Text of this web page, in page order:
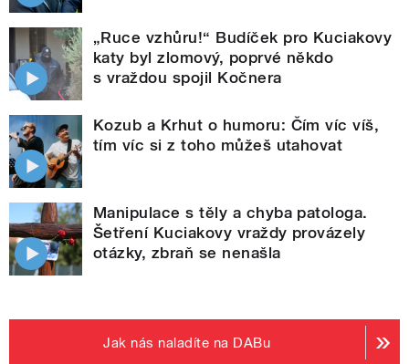
„Ruce vzhůru!“ Budíček pro Kuciakovy
katy byl zlomový, poprvé někdo
s vraždou spojil Kočnera
Kozub a Krhut o humoru: Čím víc víš,
tím víc si z toho můžeš utahovat
Manipulace s těly a chyba patologa.
Šetření Kuciakovy vraždy provázely
otázky, zbraň se nenašla
Jak nás naladíte na DABu